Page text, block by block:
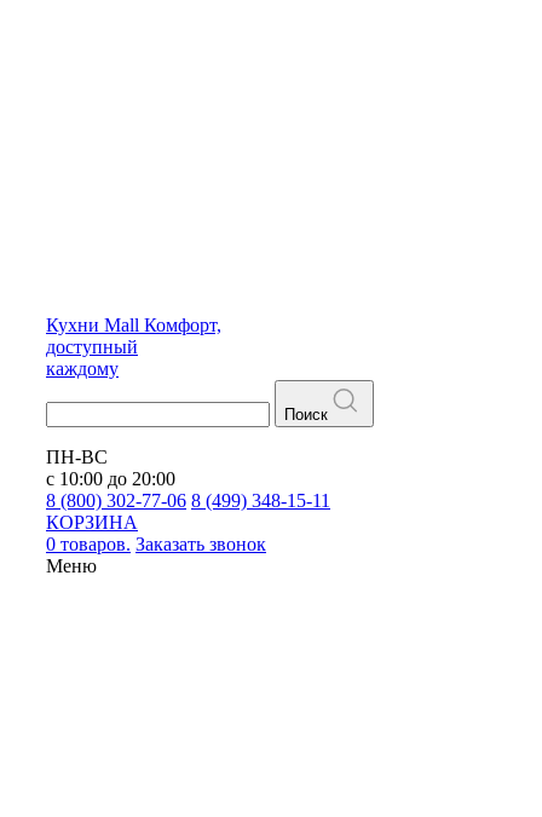
Кухни Mall Комфорт,
доступный
каждому
Поиск
ПН-ВС
с 10:00 до 20:00
8 (800) 302-77-06 8 (499) 348-15-11
КОРЗИНА
0 товаров. Заказать звонок
Меню